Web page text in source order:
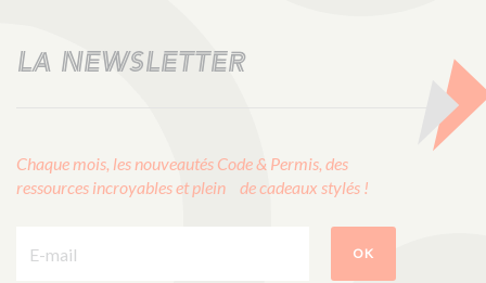
LA NEWSLETTER
Chaque mois, les nouveautés Code & Permis, des
ressources incroyables et plein de cadeaux stylés !
OK